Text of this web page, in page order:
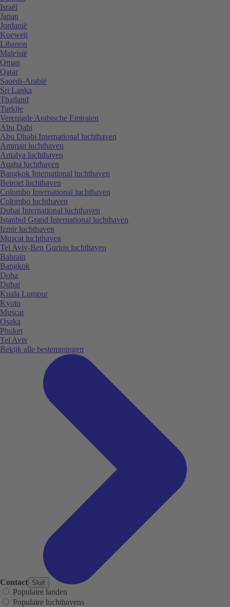
Contact Sluit
Israël
Japan
Jordanië
Koeweit
Libanon
Maleisië
Oman
Qatar
Saoedi-Arabië
Sri Lanka
Thailand
Turkije
Verenigde Arabische Emiraten
Abu Dabi
Abu Dhabi International luchthaven
Amman luchthaven
Antalya luchthaven
Aqaba luchthaven
Bangkok International luchthaven
Beiroet luchthaven
Colombo International luchthaven
Colombo luchthaven
Dubai International luchthaven
Istanbul Grand International luchthaven
Izmir luchthaven
Muscat luchthaven
Tel Aviv-Ben Gurion luchthaven
Bahrain
Bangkok
Doha
Dubai
Kuala Lumpur
Kyoto
Muscat
Osaka
Phuket
Tel Aviv
Bekijk alle bestemmingen
Populaire landen
Populaire luchthavens